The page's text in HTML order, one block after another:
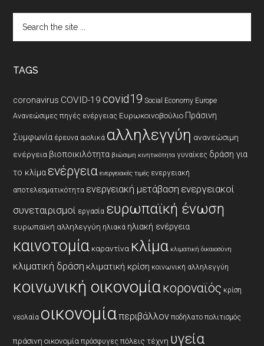
the
TAGS
coronavirus COVID-19 covid19 Social Economy Europe
Ανανεώσιμες πηγές ενέργειας Ευρωκοινοβούλιο Πράσινη
Συμφωνία έρευνα αιολικά αλληλεγγύη ανανεώσιμη
ενέργεια βιοποικιλότητα βιώσιμη κινητικότητα γυναίκες δράση για
το κλίμαενέργεια ενεργειακές τιμές ενεργειακή
αποτελεσματικότητα ενεργειακή μετάβαση ενεργειακοί
συνεταιρισμοί εργασία ευρωπαϊκή ένωση
ευρωπαϊκή αλληλεγγύη ηλιακά ηλιακή ενέργεια
καινοτομία καραντίνα κλίμα κλιματική δικαιοσύνη
κλιματική δράση κλιματική κρίση κοινωνική αλληλεγγύη
κοινωνική οικονομίακοροναϊός κρίση
νεολαία οικονομίαπεριβάλλον ποδήλατο πολιτισμός
πράσινη οικονομία πρόσφυγες πόλεις τέχνη υγεία